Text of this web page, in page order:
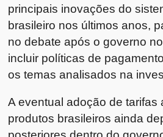
principais inovações do
brasileiro nos últimos anos,
no debate após o governo
incluir políticas de
os temas analisados na
A eventual adoção de tarifas
produtos brasileiros ainda